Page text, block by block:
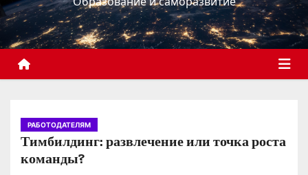
с
о
д
РАБОТОДАТЕЛЯМ
Тимбилдинг: развлечение или точка роста
команды?